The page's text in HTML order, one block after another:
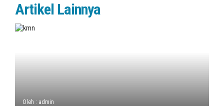
Artikel Lainnya
Oleh : admin